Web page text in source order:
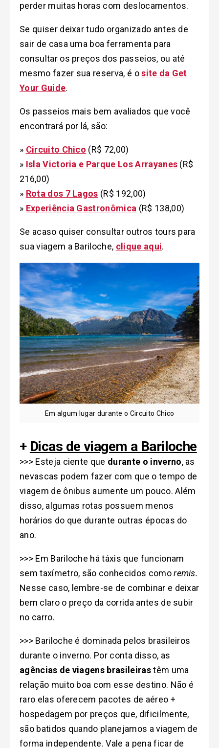
perder muitas horas com deslocamentos.
Se quiser deixar tudo organizado antes de
sair de casa uma boa ferramenta para
consultar os preços dos passeios, ou até
mesmo fazer sua reserva, é osite da Get
Your Guide.
Os passeios mais bem avaliados que você
encontrará por lá, são:
» Circuito Chico (R$ 72,00)
» Isla Victoria e Parque Los Arrayanes (R$
216,00)
» Rota dos 7 Lagos (R$ 192,00)
» Experiência Gastronômica (R$ 138,00)
Se acaso quiser consultar outros tours para
sua viagem a Bariloche, clique aqui.
Em algum lugar durante o Circuito Chico
+ Dicas de viagem a Bariloche
>>> Esteja ciente que durante o inverno, as
nevascas podem fazer com que o tempo de
viagem de ônibus aumente um pouco. Além
disso, algumas rotas possuem menos
horários do que durante outras épocas do
ano.
>>> Em Bariloche há táxis que funcionam
sem taxímetro, são conhecidos comoremis.
Nesse caso, lembre-se de combinar e deixar
bem claro o preço da corrida antes de subir
no carro.
>>> Bariloche é dominada pelos brasileiros
durante o inverno. Por conta disso, as
agências de viagens brasileirastêm uma
relação muito boa com esse destino. Não é
raro elas oferecem pacotes de aéreo +
hospedagem por preços que, dificilmente,
são batidos quando planejamos a viagem de
forma independente. Vale a pena ficar de